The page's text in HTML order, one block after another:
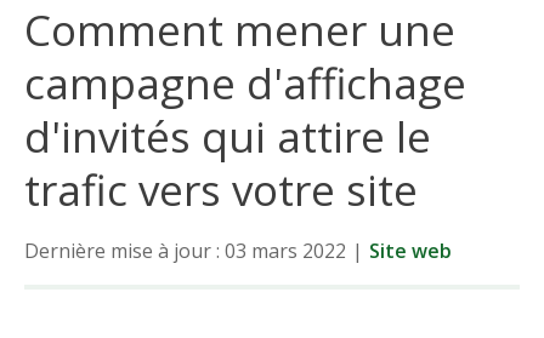
Comment mener une
campagne d'affichage
d'invités qui attire le
trafic vers votre site
Dernière mise à jour : 03 mars 2022 | Site web